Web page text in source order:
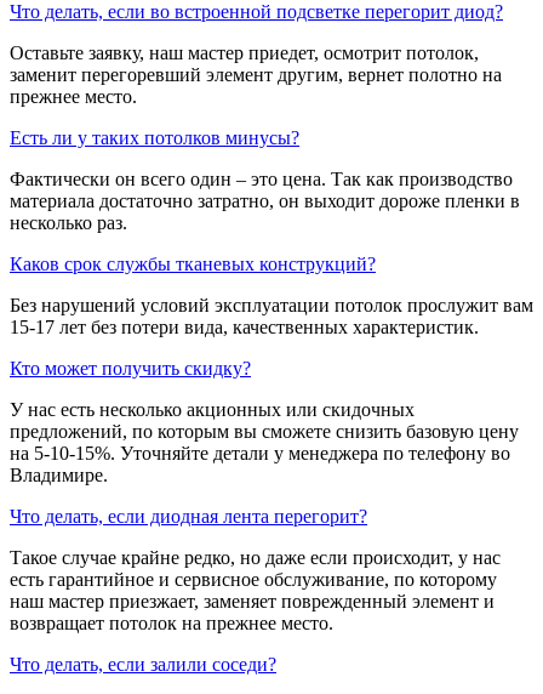
​Что делать, если во встроенной подсветке перегорит диод?
Оставьте заявку, наш мастер приедет, осмотрит потолок,
заменит перегоревший элемент другим, вернет полотно на
прежнее место.
​Есть ли у таких потолков минусы?
Фактически он всего один – это цена. Так как производство
материала достаточно затратно, он выходит дороже пленки в
несколько раз.
​Каков срок службы тканевых конструкций?
Без нарушений условий эксплуатации потолок прослужит вам
15-17 лет без потери вида, качественных характеристик.
​Кто может получить скидку?
У нас есть несколько акционных или скидочных
предложений, по которым вы сможете снизить базовую цену
на 5-10-15%. Уточняйте детали у менеджера по телефону во
Владимире.
​Что делать, если диодная лента перегорит?
Такое случае крайне редко, но даже если происходит, у нас
есть гарантийное и сервисное обслуживание, по которому
наш мастер приезжает, заменяет поврежденный элемент и
возвращает потолок на прежнее место.
​Что делать, если залили соседи?